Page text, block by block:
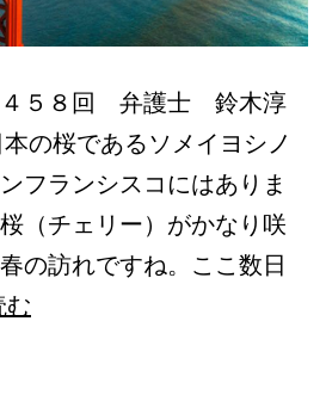
５８回 弁護士 鈴木淳
の桜であるソメイヨシノ
フランシスコにはありま
（チェリー）がかなり咲
の訪れですね。ここ数日
む